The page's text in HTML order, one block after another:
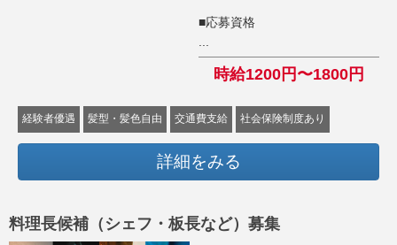
■応募資格
...
時給1200円〜1800円
経験者優遇 髪型・髪色自由 交通費支給 社会保険制度あり
詳細をみる
料理長候補（シェフ・板長など）募集